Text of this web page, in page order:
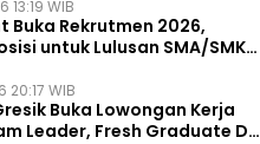
13:19 WIB
Buka Rekrutmen 2026,
untuk Lulusan SMA/SMK
20:17 WIB
Buka Lowongan Kerja
Leader, Fresh Graduate D3